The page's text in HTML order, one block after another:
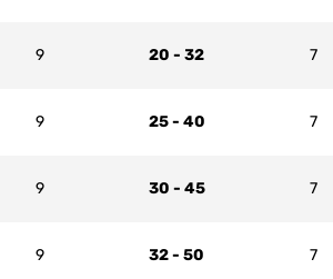
9 20 - 32 7
9 25 - 40 7
9 30 - 45 7
9 32 - 50 7